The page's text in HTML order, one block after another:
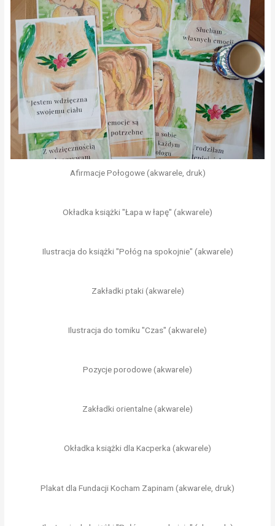
Afirmacje Połogowe (akwarele, druk)
Okładka książki "Łapa w łapę" (akwarele)
Ilustracja do książki "Połóg na spokojnie" (akwarele)
Zakładki ptaki (akwarele)
Ilustracja do tomiku "Czas" (akwarele)
Pozycje porodowe (akwarele)
Zakładki orientalne (akwarele)
Okładka książki dla Kacperka (akwarele)
Plakat dla Fundacji Kocham Zapinam (akwarele, druk)